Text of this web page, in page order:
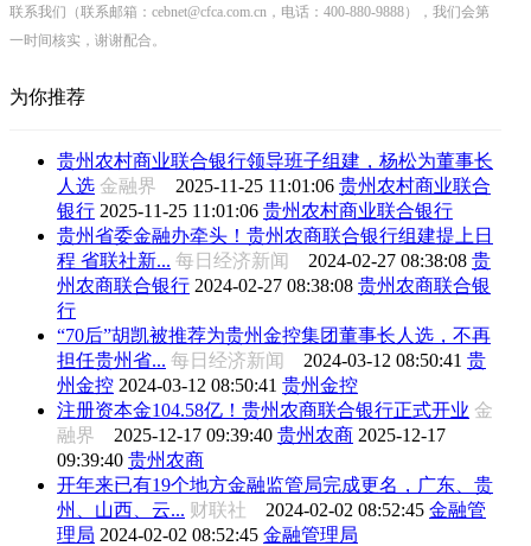
联系我们（联系邮箱：cebnet@cfca.com.cn，电话：400-880-9888），我们会第
一时间核实，谢谢配合。
为你推荐
贵州农村商业联合银行领导班子组建，杨松为董事长
人选 金融界 2025-11-25 11:01:06 贵州农村商业联合
银行 2025-11-25 11:01:06 贵州农村商业联合银行
贵州省委金融办牵头！贵州农商联合银行组建提上日
程 省联社新... 每日经济新闻 2024-02-27 08:38:08 贵
州农商联合银行 2024-02-27 08:38:08 贵州农商联合银
行
“70后”胡凯被推荐为贵州金控集团董事长人选，不再
担任贵州省... 每日经济新闻 2024-03-12 08:50:41 贵
州金控 2024-03-12 08:50:41 贵州金控
注册资本金104.58亿！贵州农商联合银行正式开业 金
融界 2025-12-17 09:39:40 贵州农商 2025-12-17
09:39:40 贵州农商
开年来已有19个地方金融监管局完成更名，广东、贵
州、山西、云... 财联社 2024-02-02 08:52:45 金融管
理局 2024-02-02 08:52:45 金融管理局